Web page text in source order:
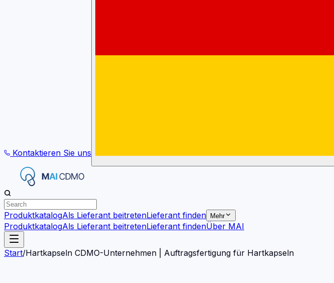
Kontaktieren Sie uns
ProduktkatalogAls Lieferant beitretenLieferant finden Mehr
ProduktkatalogAls Lieferant beitretenLieferant findenÜber MAI
Start/Hartkapseln CDMO-Unternehmen | Auftragsfertigung für Hartkapseln